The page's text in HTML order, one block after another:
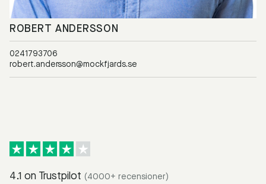
ROBERT ANDERSSON
0241793706
robert.andersson@mockfjards.se
4.1 on Trustpilot (4000+ recensioner)